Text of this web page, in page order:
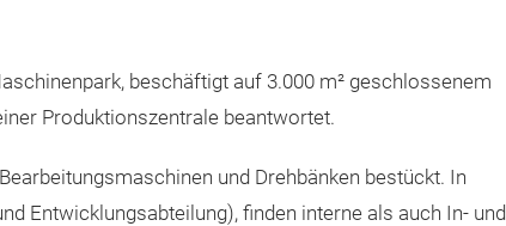
beschäftigt auf 3.000 m² geschlossenem
Produktionszentrale beantwortet.
und Drehbänken bestückt. In
Entwicklungsabteilung), finden interne als auch In- und